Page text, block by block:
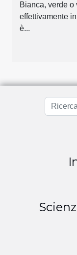
Bianca, verde
effettivamente
è...